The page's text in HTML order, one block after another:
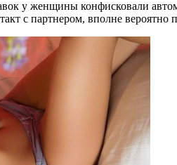
у женщины конфисковали
с партнером, вполне вероятно